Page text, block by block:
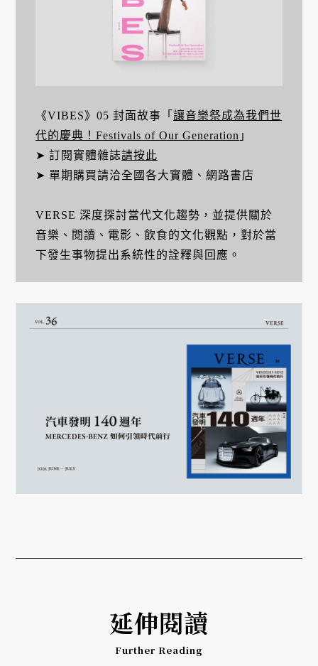
《VIBES》05 封面故事「 讓音樂祭成為我們世
代的慶典！Festivals of Our Generation 」
➤ 訂閱實體雜誌請按此
➤ 單期購買請洽全國各大實體、網路書店
VERSE 深度探討當代文化趨勢，並提供關於
音樂、閱讀、電影、飲食的文化觀點，對於當
下發生事物提出系統性的詮釋與回應。
延伸閱讀
Further Reading